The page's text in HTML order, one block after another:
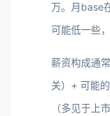
万。月base
可能低一些
薪资构成通
关）+ 可能
（多见于上